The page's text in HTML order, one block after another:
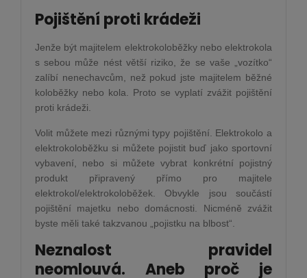
Pojištění proti krádeži
Jenže být majitelem elektrokoloběžky nebo elektrokola
s sebou může nést větší riziko, že se vaše „vozítko“
zalíbí nenechavcům, než pokud jste majitelem běžné
koloběžky nebo kola. Proto se vyplatí zvážit pojištění
proti krádeži.
Volit můžete mezi různými typy pojištění. Elektrokolo a
elektrokoloběžku si můžete pojistit buď jako sportovní
vybavení, nebo si můžete vybrat konkrétní pojistný
produkt připravený přímo pro majitele
elektrokol/elektrokoloběžek. Obvykle jsou součástí
pojištění majetku nebo domácnosti. Nicméně zvážit
byste měli také takzvanou „pojistku na blbost“.
Neznalost pravidel
neomlouvá. Aneb proč je